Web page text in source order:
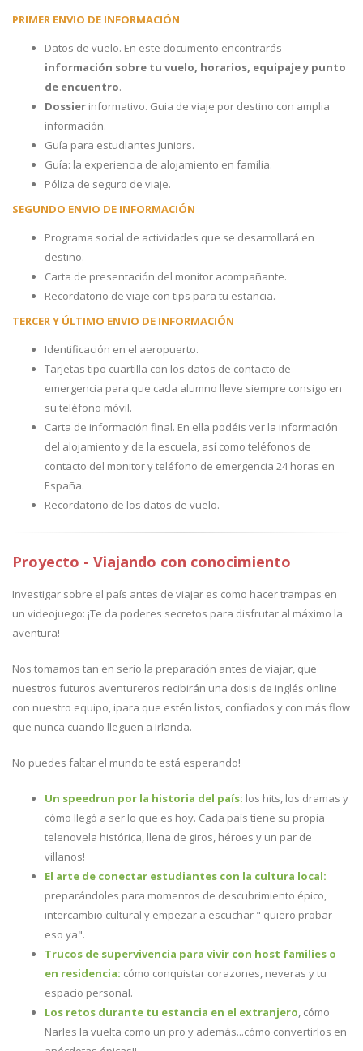
PRIMER ENVIO DE INFORMACIÓN
Datos de vuelo. En este documento encontrarás
información sobre tu vuelo, horarios, equipaje y punto
de encuentro.
Dossier informativo. Guia de viaje por destino con amplia
información.
Guía para estudiantes Juniors.
Guía: la experiencia de alojamiento en familia.
Póliza de seguro de viaje.
SEGUNDO ENVIO DE INFORMACIÓN
Programa social de actividades que se desarrollará en
destino.
Carta de presentación del monitor acompañante.
Recordatorio de viaje con tips para tu estancia.
TERCER Y ÚLTIMO ENVIO DE INFORMACIÓN
Identificación en el aeropuerto.
Tarjetas tipo cuartilla con los datos de contacto de
emergencia para que cada alumno lleve siempre consigo en
su teléfono móvil.
Carta de información final. En ella podéis ver la información
del alojamiento y de la escuela, así como teléfonos de
contacto del monitor y teléfono de emergencia 24 horas en
España.
Recordatorio de los datos de vuelo.
Proyecto - Viajando con conocimiento
Investigar sobre el país antes de viajar es como hacer trampas en
un videojuego: ¡Te da poderes secretos para disfrutar al máximo la
aventura!
Nos tomamos tan en serio la preparación antes de viajar, que
nuestros futuros aventureros recibirán una dosis de inglés online
con nuestro equipo, ipara que estén listos, confiados y con más flow
que nunca cuando lleguen a Irlanda.
No puedes faltar el mundo te está esperando!
Un speedrun por la historia del país: los hits, los dramas y
cómo llegó a ser lo que es hoy. Cada país tiene su propia
telenovela histórica, llena de giros, héroes y un par de
villanos!
El arte de conectar estudiantes con la cultura local:
preparándoles para momentos de descubrimiento épico,
intercambio cultural y empezar a escuchar " quiero probar
eso ya".
Trucos de supervivencia para vivir con host families o
en residencia: cómo conquistar corazones, neveras y tu
espacio personal.
Los retos durante tu estancia en el extranjero, cómo
Narles la vuelta como un pro y además...cómo convertirlos en